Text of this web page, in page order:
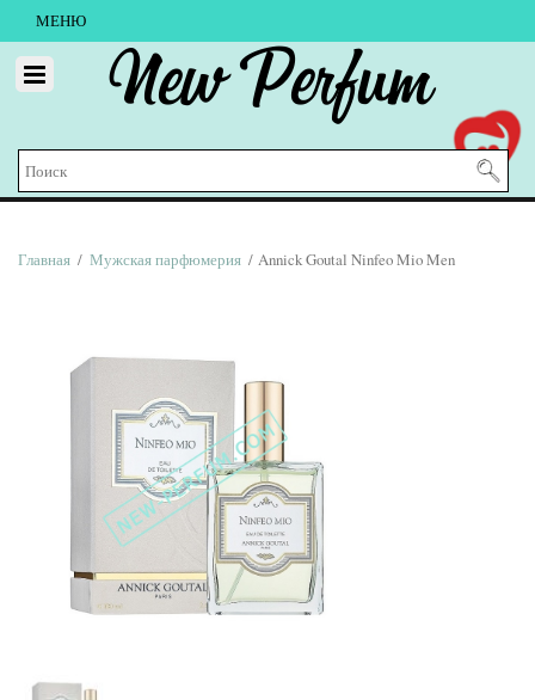
МЕНЮ
New Perfum
Главная / Мужская парфюмерия / Annick Goutal Ninfeo Mio Men